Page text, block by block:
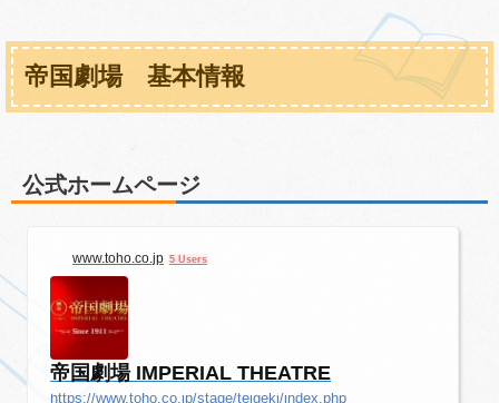
帝国劇場 基本情報
公式ホームページ
www.toho.co.jp 5 Users
帝国劇場 IMPERIAL THEATRE
https://www.toho.co.jp/stage/teigeki/index.php